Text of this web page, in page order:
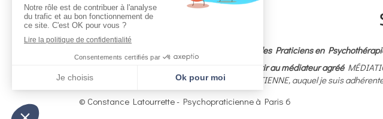
Membre adhérent certifié du Syndicat National des Praticiens en
En cas de litige, vous avez la possibilité de recourir au médiateur agréé
3, RUE J. CONSTANT MILLERET 42000 SAINT-ÉTIENNE, auquel je suis
© Constance Latourrette - Psychopraticienne à Paris 6